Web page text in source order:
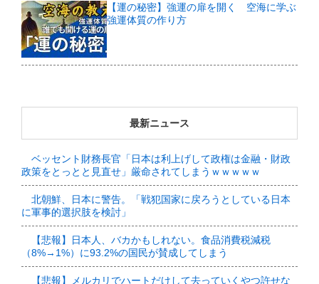
【運の秘密】強運の扉を開く 空海に学ぶ
強運体質の作り方
最新ニュース
ベッセント財務長官「日本は利上げして政権は金融・財政
政策をとっとと見直せ」厳命されてしまうｗｗｗｗｗ
北朝鮮、日本に警告。「戦犯国家に戻ろうとしている日本
に軍事的選択肢を検討」
【悲報】日本人、バカかもしれない。食品消費税減税
（8%→1%）に93.2%の国民が賛成してしまう
【悲報】メルカリでハートだけして去っていくやつ許せな